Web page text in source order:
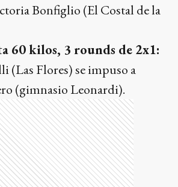
Bonfiglio (El Costal de la
60 kilos, 3 rounds de 2x1:
(Las Flores) se impuso a
(gimnasio Leonardi).